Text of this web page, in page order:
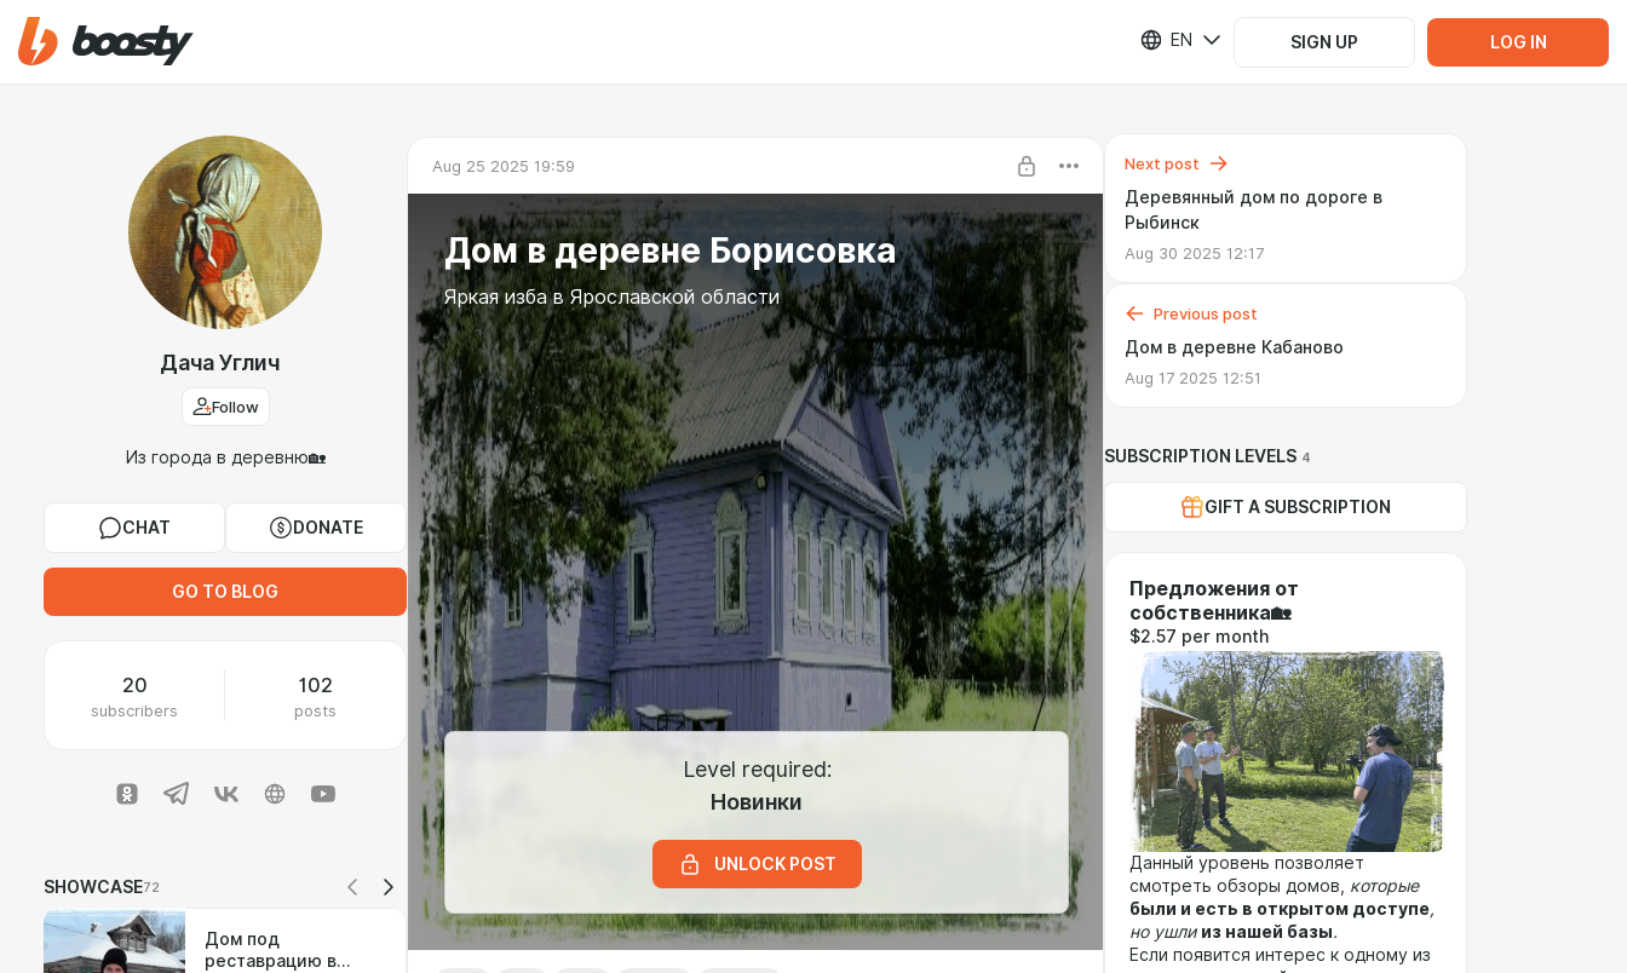
EN SIGN UP LOG IN
Дача Углич
Follow
Из города в деревню🏡
CHAT DONATE
GO TO BLOG
20
subscribers
102
posts
SHOWCASE72
Дом под
реставрацию в
Aug 25 2025 19:59
Дом в деревне Борисовка
Яркая изба в Ярославской области
Level required:
Новинки
UNLOCK POST
Next post
Деревянный дом по дороге в
Рыбинск
Aug 30 2025 12:17
Previous post
Дом в деревне Кабаново
Aug 17 2025 12:51
SUBSCRIPTION LEVELS 4
GIFT A SUBSCRIPTION
Предложения от
собственника🏡
$2.57 per month
Данный уровень позволяет
смотреть обзоры домов, которые
были и есть в открытом доступе,
но ушли из нашей базы.
Если появится интерес к одному из